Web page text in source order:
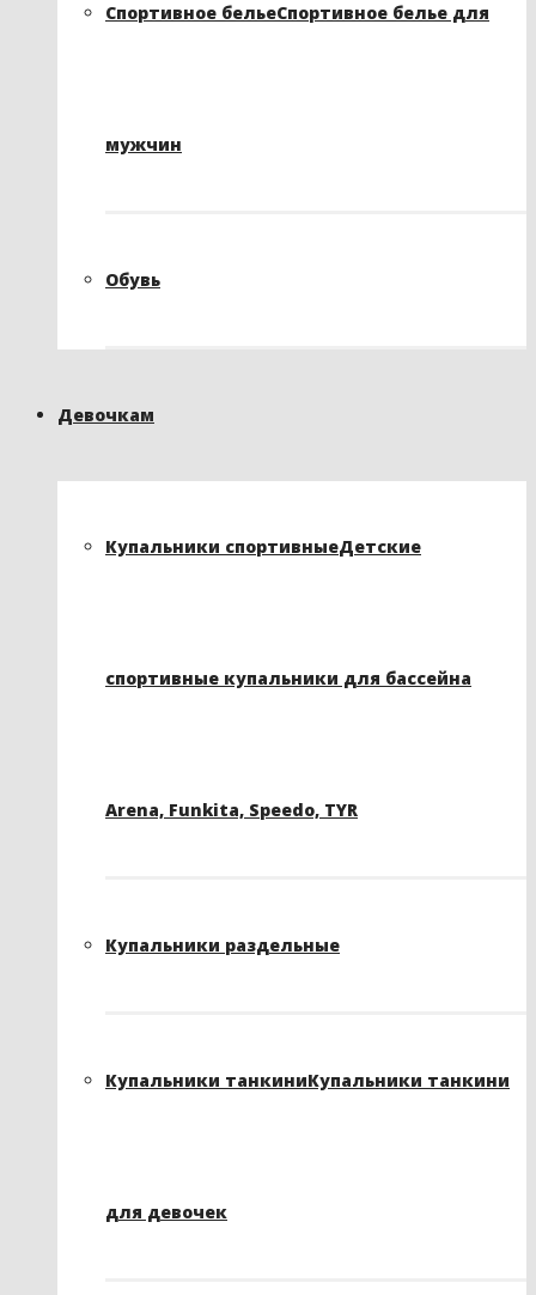
Спортивное бельеСпортивное белье для
мужчин
Обувь
Девочкам
Купальники спортивныеДетские
спортивные купальники для бассейна
Arena, Funkita, Speedo, TYR
Купальники раздельные
Купальники танкиниКупальники танкини
для девочек